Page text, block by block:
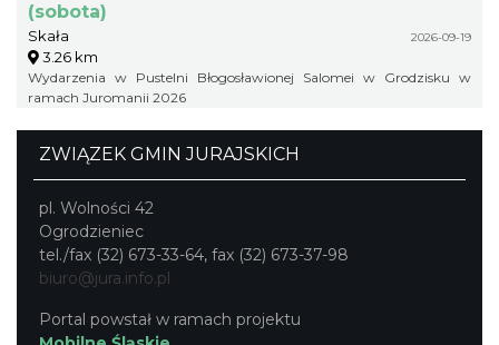
(sobota)
Skała 2026-09-19
3.26 km
Wydarzenia w Pustelni Błogosławionej Salomei w Grodzisku w
ramach Juromanii 2026
ZWIĄZEK GMIN JURAJSKICH
pl. Wolności 42
Ogrodzieniec
tel./fax (32) 673-33-64, fax (32) 673-37-98
biuro@jura.info.pl
Portal powstał w ramach projektu